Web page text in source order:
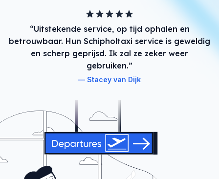
“Uitstekende service, op tijd ophalen en
betrouwbaar. Hun Schipholtaxi service is geweldig
en scherp geprijsd. Ik zal ze zeker weer
gebruiken.”
Stacey van Dijk